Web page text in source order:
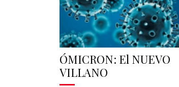
ÓMICRON: El NUEVO
VILLANO